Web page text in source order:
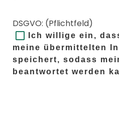
DSGVO: (Pflichtfeld)
Ich willige ein,
meine übermittelten
speichert, sodass
beantwortet werden